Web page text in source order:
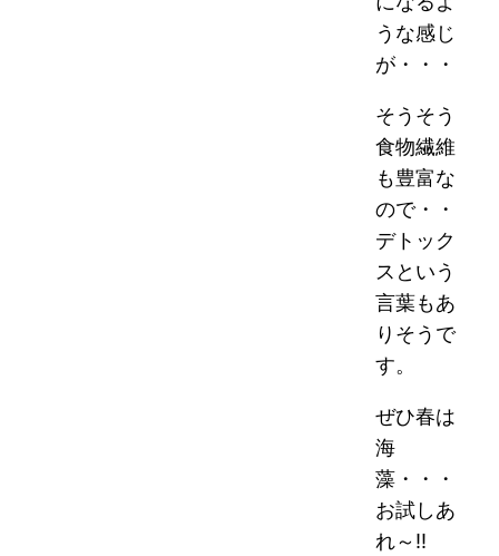
うな感じ
が・・・
そうそう
食物繊維
も豊富な
ので・・
デトック
スという
言葉もあ
りそうで
す。
ぜひ春は
海
藻・・・
お試しあ
れ～!!